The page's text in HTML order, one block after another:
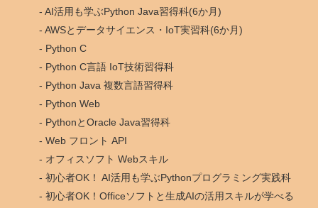
AI活用も学ぶPython Java習得科(6か月)
AWSとデータサイエンス・IoT実習科(6か月)
Python C
Python C言語 IoT技術習得科
Python Java 複数言語習得科
Python Web
PythonとOracle Java習得科
Web フロント API
オフィスソフト Webスキル
初心者OK！ AI活用も学ぶPythonプログラミング実践科
初心者OK！Officeソフトと生成AIの活用スキルが学べる